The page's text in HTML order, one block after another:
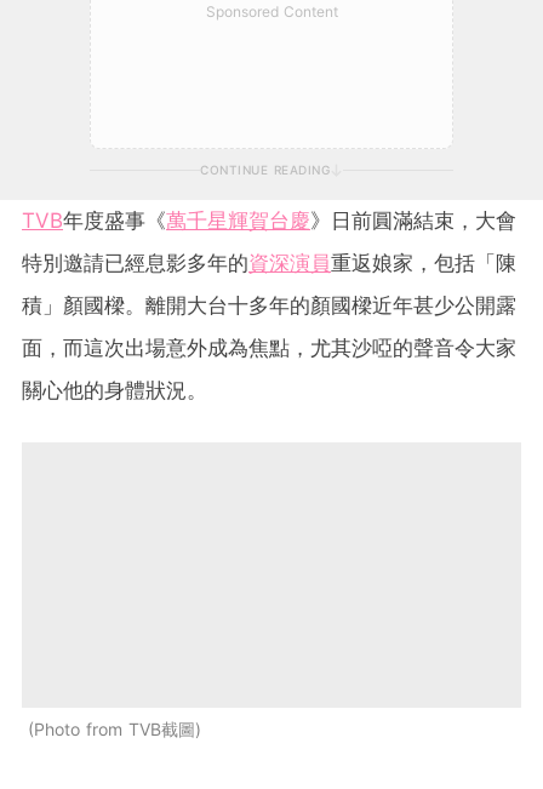
Sponsored Content
CONTINUE READING
TVB年度盛事《萬千星輝賀台慶》日前圓滿結束，大會
特別邀請已經息影多年的資深演員重返娘家，包括「陳
積」顏國樑。離開大台十多年的顏國樑近年甚少公開露
面，而這次出場意外成為焦點，尤其沙啞的聲音令大家
關心他的身體狀況。
Photo from TVB截圖